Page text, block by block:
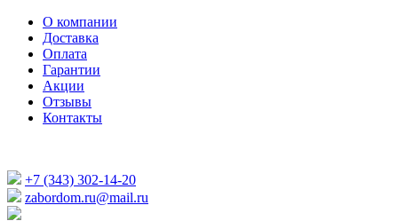
О компании
Доставка
Оплата
Гарантии
Акции
Отзывы
Контакты
+7 (343) 302-14-20
zabordom.ru@mail.ru